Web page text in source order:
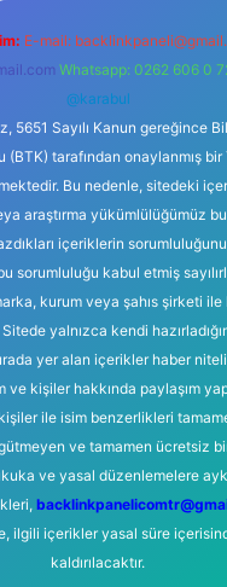
E-mail:
Whatsapp: 0262 606 0
@karabul
5651 Sayılı Kanun gereğince
tarafından onaylanmış bir
Bu nedenle, sitedeki
araştırma yükümlülüğümüz
içeriklerin
sorumluluğu kabul etmiş
kurum veya şahıs şirketi ile
yalnızca kendi
yer alan içerikler haber
kişiler hakkında paylaşım
ile isim benzerlikleri
ve tamamen ücretsiz
ve yasal düzenlemelere
ilgili içerikler yasal süre
kaldırılacaktır.